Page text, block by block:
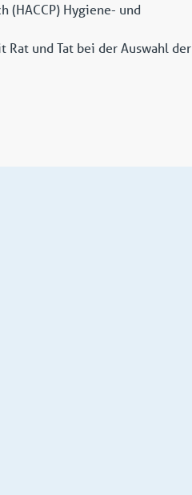
(HACCP) Hygiene- und
und Tat bei der Auswahl der